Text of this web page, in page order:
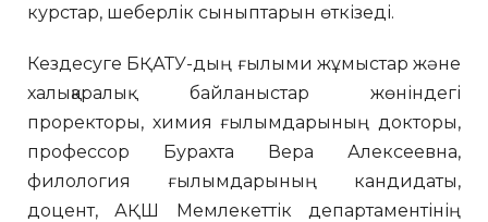
курстар, шеберлік сыныптарын өткізеді.
Кездесуге БҚАТУ-дың ғылыми жұмыстар және
халықаралық байланыстар жөніндегі
проректоры, химия ғылымдарының докторы,
профессор Бурахта Вера Алексеевна,
филология ғылымдарының кандидаты,
доцент, АҚШ Мемлекеттік департаментінің